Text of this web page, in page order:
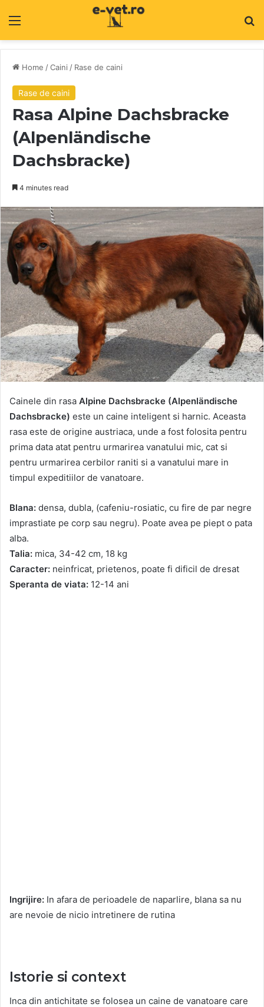
Home /Caini / Rase de caini
Rase de caini
Rasa Alpine Dachsbracke
(Alpenländische
Dachsbracke)
4 minutes read
Cainele din rasa Alpine Dachsbracke (Alpenländische
Dachsbracke) este un caine inteligent si harnic. Aceasta
rasa este de origine austriaca, unde a fost folosita pentru
prima data atat pentru urmarirea vanatului mic, cat si
pentru urmarirea cerbilor raniti si a vanatului mare in
timpul expeditiilor de vanatoare.
Blana: densa, dubla, (cafeniu-rosiatic, cu fire de par negre
imprastiate pe corp sau negru). Poate avea pe piept o pata
alba.
Talia: mica, 34-42 cm, 18 kg
Caracter: neinfricat, prietenos, poate fi dificil de dresat
Speranta de viata: 12-14 ani
Ingrijire: In afara de perioadele de naparlire, blana sa nu
are nevoie de nicio intretinere de rutina
Istorie si context
Inca din antichitate se folosea un caine de vanatoare care